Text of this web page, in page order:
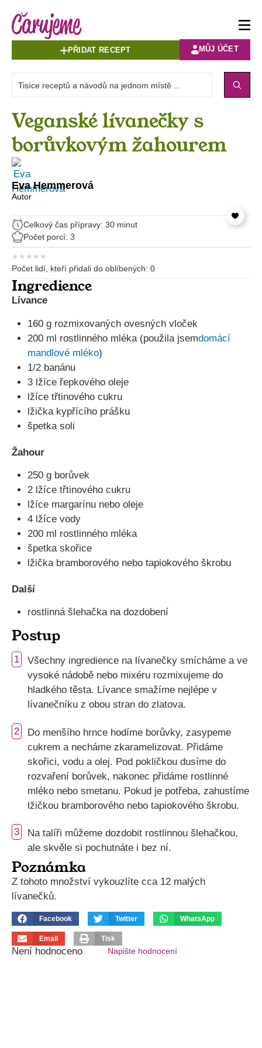
PŘIDAT RECEPT MŮJ ÚČET
Veganské lívanečky s
borůvkovým žahourem
Eva Hemmerová
Autor
Celkový čas přípravy: 30 minut
Počet porcí: 3
★ ★ ★ ★ ★
Počet lidí, kteří přidali do oblíbených: 0
Ingredience
Lívance
160 g rozmixovaných ovesných vloček
200 ml rostlinného mléka (použila jsemdomácí
mandlové mléko)
1/2 banánu
3 lžíce řepkového oleje
lžíce třtinového cukru
lžička kypřícího prášku
špetka soli
Žahour
250 g borůvek
2 lžíce třtinového cukru
lžíce margarínu nebo oleje
4 lžíce vody
200 ml rostlinného mléka
špetka skořice
lžička bramborového nebo tapiokového škrobu
Další
rostlinná šlehačka na dozdobení
Postup
1
Všechny ingredience na lívanečky smícháme a ve
vysoké nádobě nebo mixéru rozmixujeme do
hladkého těsta. Lívance smažíme nejlépe v
lívanečníku z obou stran do zlatova.
2
Do menšího hrnce hodíme borůvky, zasypeme
cukrem a necháme zkaramelizovat. Přidáme
skořici, vodu a olej. Pod pokličkou dusíme do
rozvaření borůvek, nakonec přidáme rostlinné
mléko nebo smetanu. Pokud je potřeba, zahustíme
lžičkou bramborového nebo tapiokového škrobu.
3
Na talíři můžeme dozdobit rostlinnou šlehačkou,
ale skvěle si pochutnáte i bez ní.
Poznámka
Z tohoto množství vykouzlíte cca 12 malých
lívanečků.
Facebook Twitter WhatsApp
Email Tisk
Není hodnoceno Napište hodnocení